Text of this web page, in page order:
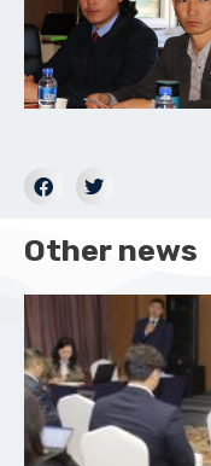
Other news